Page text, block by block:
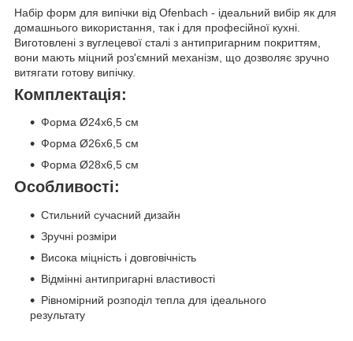
Набір форм для випічки від Ofenbach - ідеальний вибір як для
домашнього використання, так і для професійної кухні.
Виготовлені з вуглецевої сталі з антипригарним покриттям,
вони мають міцний роз'ємний механізм, що дозволяє зручно
витягати готову випічку.
Комплектація:
Форма Ø24х6,5 см
Форма Ø26х6,5 см
Форма Ø28х6,5 см
Особливості:
Стильний сучасний дизайн
Зручні розміри
Висока міцність і довговічність
Відмінні антипригарні властивості
Рівномірний розподіл тепла для ідеального
результату